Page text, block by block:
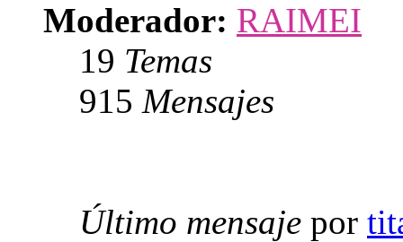
Moderador: RAIMEI
19 Temas
915 Mensajes
Último mensaje por